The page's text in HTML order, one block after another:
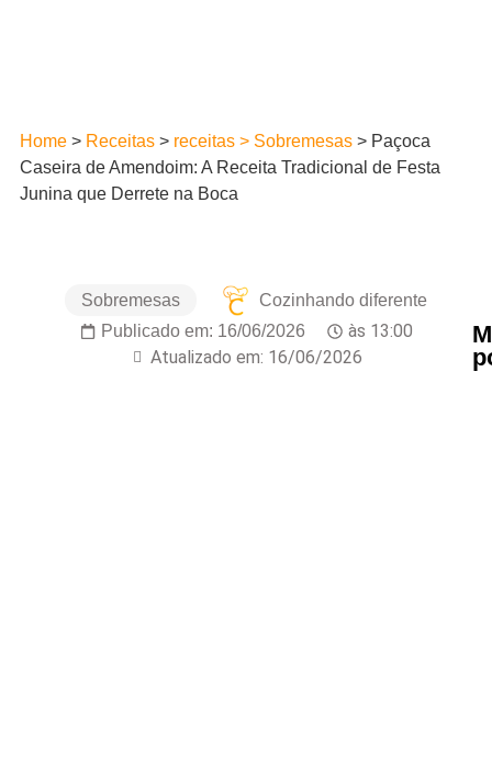
Home> Receitas> receitas > Sobremesas> Paçoca
Caseira de Amendoim: A Receita Tradicional de Festa
Junina que Derrete na Boca
Sobremesas
Cozinhando diferente
Publicado em: 16/06/2026 às 13:00
Atualizado em: 16/06/2026